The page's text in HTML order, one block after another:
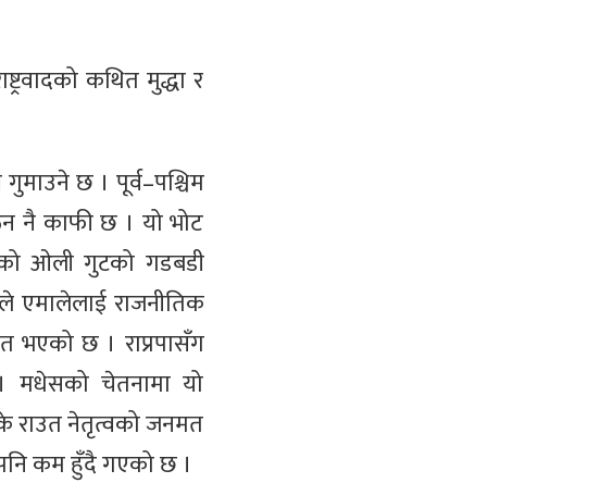
कथित मुद्धा र
छ । पूर्व–पश्चिम
नै काफी छ । यो भोट
ओली गुटको गडबडी
एमालेलाई राजनीतिक
भएको छ । राप्रपासँग
मधेसको चेतनामा यो
राउत नेतृत्वको जनमत
कम हुँदै गएको छ ।